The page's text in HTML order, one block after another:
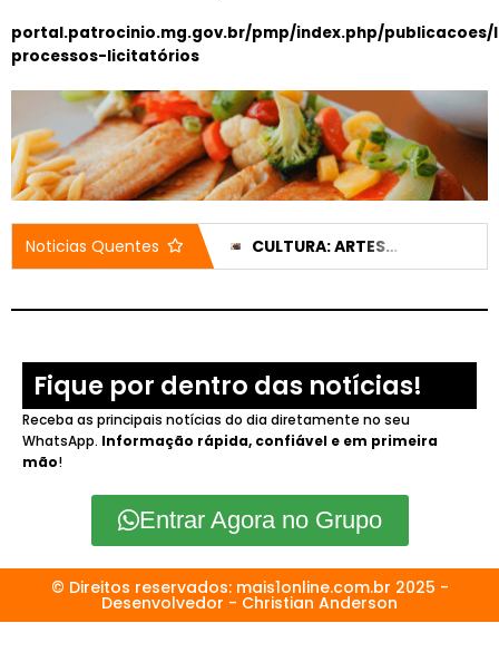
portal.patrocinio.mg.gov.br/pmp/index.php/
processos-licitatórios
Noticias Quentes PREFEITURA ALERTA SOBRE SIMULADO DE SALVAMENTO VEICULAR E INTERDIÇÃO DE TRÂNSITO NESTE SÁBADO (08) CULTURA: ARTESÃOS LOCAIS GANHARÃO DESTAQUE EM FEIRA DE ARTESANATO NA PRAÇA SANTA LUZIA
Fique por dentro das notícias!
Receba as principais notícias do dia diretamente no seu
WhatsApp. Informação rápida, confiável e em primeira
mão!
Entrar Agora no Grupo
© Direitos reservados: mais1online.com.br 2025 -
Desenvolvedor - Christian Anderson